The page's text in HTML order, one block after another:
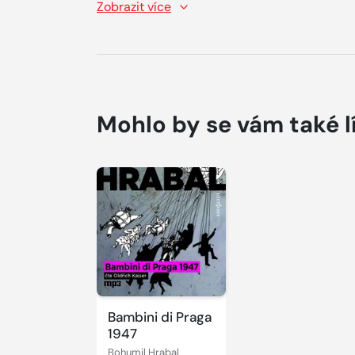
Zobrazit více
Mohlo by se vám také
Bambini di Praga
1947